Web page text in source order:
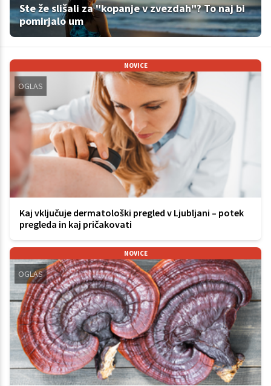
Ste že slišali za "kopanje v zvezdah"? To naj bi
pomirjalo um
NOVICE
OGLAS
Kaj vključuje dermatološki pregled v Ljubljani – potek
pregleda in kaj pričakovati
NOVICE
OGLAS